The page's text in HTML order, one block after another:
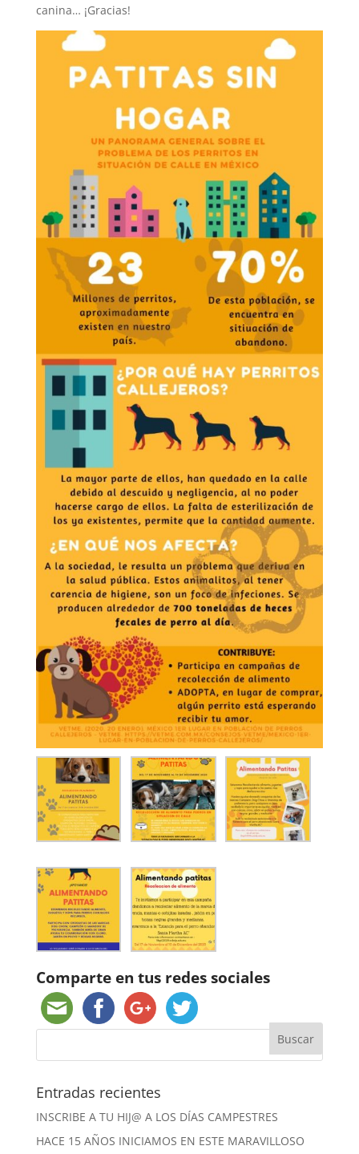
canina… ¡Gracias!
Comparte en tus redes sociales
Entradas recientes
INSCRIBE A TU HIJ@ A LOS DÍAS CAMPESTRES
HACE 15 AÑOS INICIAMOS EN ESTE MARAVILLOSO